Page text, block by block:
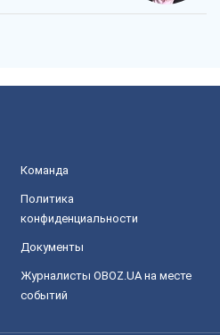
Команда
Политика
конфиденциальности
Документы
Журналисты OBOZ.UA на месте
событий